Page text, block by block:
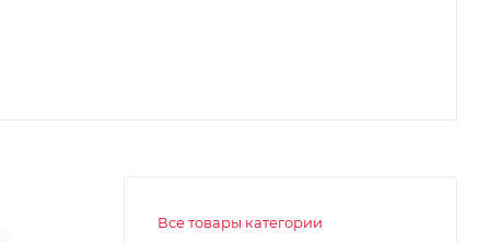
Все товары категории